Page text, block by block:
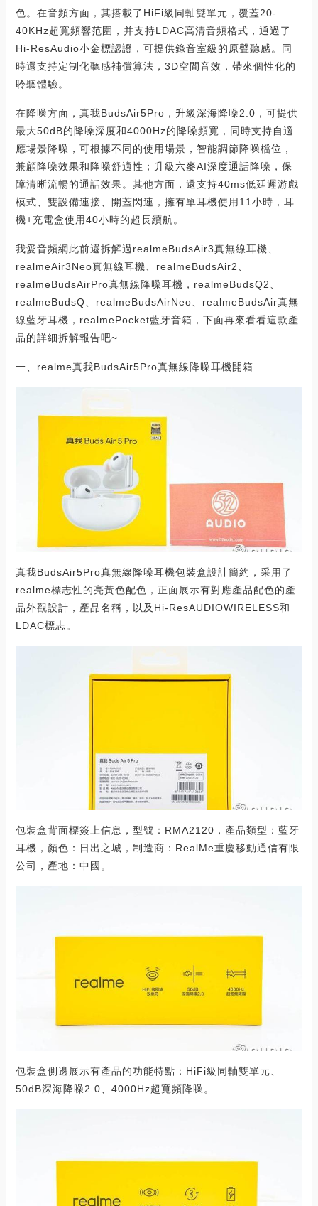
色。在音頻方面，其搭載了HiFi級同軸雙單元，覆蓋20-
40KHz超寬頻響范圍，并支持LDAC高清音頻格式，通過了
Hi-ResAudio小金標認證，可提供錄音室級的原聲聽感。同
時還支持定制化聽感補償算法，3D空間音效，帶來個性化的
聆聽體驗。
在降噪方面，真我BudsAir5Pro，升級深海降噪2.0，可提供
最大50dB的降噪深度和4000Hz的降噪頻寬，同時支持自適
應場景降噪，可根據不同的使用場景，智能調節降噪檔位，
兼顧降噪效果和降噪舒適性；升級六麥AI深度通話降噪，保
障清晰流暢的通話效果。其他方面，還支持40ms低延遲游戲
模式、雙設備連接、開蓋閃連，擁有單耳機使用11小時，耳
機+充電盒使用40小時的超長續航。
我愛音頻網此前還拆解過realmeBudsAir3真無線耳機、
realmeAir3Neo真無線耳機、realmeBudsAir2、
realmeBudsAirPro真無線降噪耳機，realmeBudsQ2、
realmeBudsQ、realmeBudsAirNeo、realmeBudsAir真無
線藍牙耳機，realmePocket藍牙音箱，下面再來看看這款產
品的詳細拆解報告吧~
一、realme真我BudsAir5Pro真無線降噪耳機開箱
真我BudsAir5Pro真無線降噪耳機包裝盒設計簡約，采用了
realme標志性的亮黃色配色，正面展示有對應產品配色的產
品外觀設計，產品名稱，以及Hi-ResAUDIOWIRELESS和
LDAC標志。
包裝盒背面標簽上信息，型號：RMA2120，產品類型：藍牙
耳機，顏色：日出之城，制造商：RealMe重慶移動通信有限
公司，產地：中國。
包裝盒側邊展示有產品的功能特點：HiFi級同軸雙單元、
50dB深海降噪2.0、4000Hz超寬頻降噪。